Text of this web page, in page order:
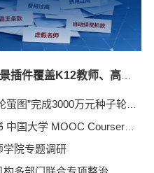
大学 MOOC Coursera 学习通
学院专题调研